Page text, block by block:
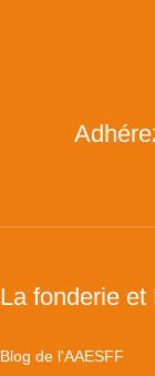
La fonderie et
Blog de l'AAESFF